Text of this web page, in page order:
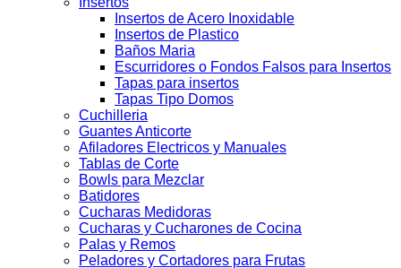
Insertos de Acero Inoxidable
Insertos de Plastico
Baños Maria
Escurridores o Fondos Falsos para Insertos
Tapas para insertos
Tapas Tipo Domos
Cuchilleria
Guantes Anticorte
Afiladores Electricos y Manuales
Tablas de Corte
Bowls para Mezclar
Batidores
Cucharas Medidoras
Cucharas y Cucharones de Cocina
Palas y Remos
Peladores y Cortadores para Frutas